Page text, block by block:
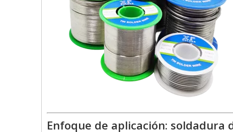
Enfoque de aplicación: soldadura